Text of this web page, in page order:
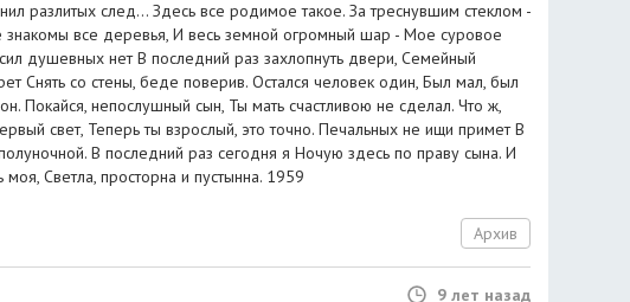
разлитых след... Здесь все родимое такое. За треснувшим стеклом -
знакомы все деревья, И весь земной огромный шар - Мое суровое
душевных нет В последний раз захлопнуть двери, Семейный
Снять со стены, беде поверив. Остался человек один, Был мал, был
Покайся, непослушный сын, Ты мать счастливою не сделал. Что ж,
свет, Теперь ты взрослый, это точно. Печальных не ищи примет В
В последний раз сегодня я Ночую здесь по праву сына. И
моя, Светла, просторна и пустынна. 1959
Архив
9 лет назад